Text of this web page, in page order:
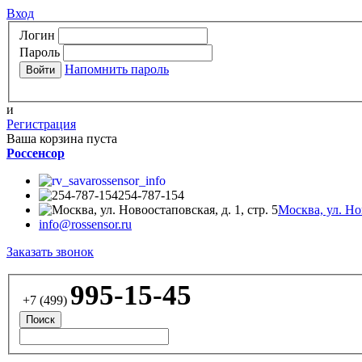
Вход
Логин
Пароль
Напомнить пароль
и
Регистрация
Ваша корзина пуста
Россенсор
rossensor_info
254-787-154
Москва, ул.
info@rossensor.ru
Заказать звонок
+7 (499) 995-15-45